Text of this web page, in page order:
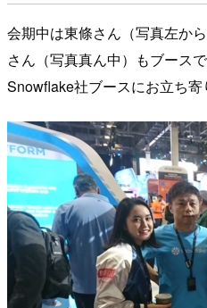
会期中は東條さん（写真左か
さん（写真真ん中）もブース
Snowflake社ブースにお立ち寄